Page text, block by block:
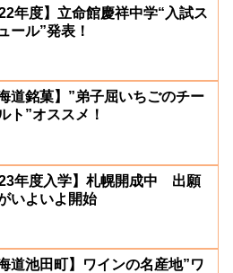
年度】立命館慶祥中学“入試ス
ール”発表！
海道銘菓】”弟子屈いちごのチー
ト”オススメ！
年度入学】札幌開成中 出願
いよいよ開始
海道池田町】ワインの名産地”ワ